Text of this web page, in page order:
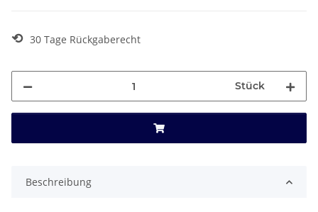
⟲ 30 Tage Rückgaberecht
Stück
Beschreibung